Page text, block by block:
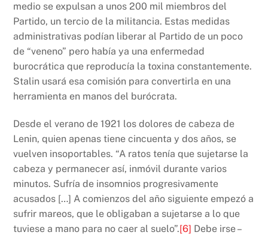
medio se expulsan a unos 200 mil miembros del
Partido, un tercio de la militancia. Estas medidas
administrativas podían liberar al Partido de un poco
de “veneno” pero había ya una enfermedad
burocrática que reproducía la toxina constantemente.
Stalin usará esa comisión para convertirla en una
herramienta en manos del burócrata.
Desde el verano de 1921 los dolores de cabeza de
Lenin, quien apenas tiene cincuenta y dos años, se
vuelven insoportables. “A ratos tenía que sujetarse la
cabeza y permanecer así, inmóvil durante varios
minutos. Sufría de insomnios progresivamente
acusados […] A comienzos del año siguiente empezó a
sufrir mareos, que le obligaban a sujetarse a lo que
tuviese a mano para no caer al suelo”.[6] Debe irse –